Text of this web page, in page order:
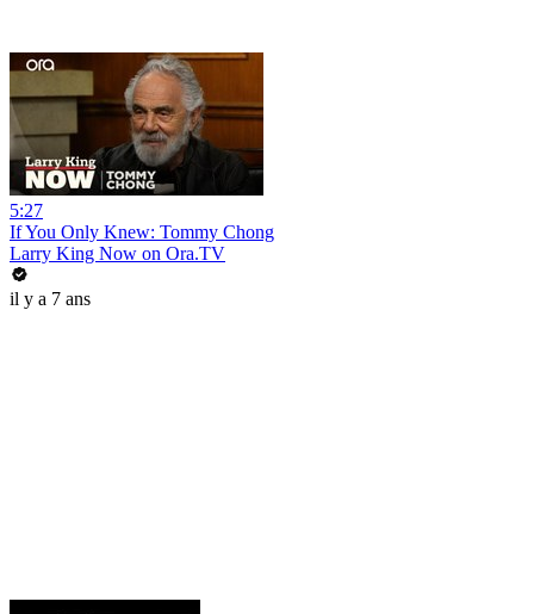
5:27
If You Only Knew: Tommy Chong
Larry King Now on Ora.TV
il y a 7 ans